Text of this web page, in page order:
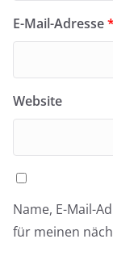
E-Mail-Adresse*
Website
Name, E-Mail-
für meinen